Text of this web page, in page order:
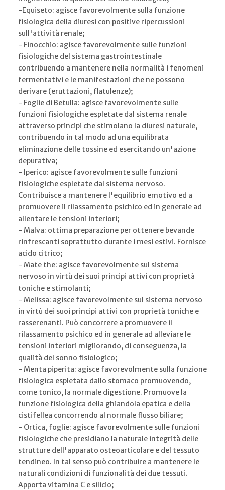
-Equiseto: agisce favorevolmente sulla funzione
fisiologica della diuresi con positive ripercussioni
sull'attività renale;
- Finocchio: agisce favorevolmente sulle funzioni
fisiologiche del sistema gastrointestinale
contribuendo a mantenere nella normalità i fenomeni
fermentativi e le manifestazioni che ne possono
derivare (eruttazioni, flatulenze);
- Foglie di Betulla: agisce favorevolmente sulle
funzioni fisiologiche espletate dal sistema renale
attraverso principi che stimolano la diuresi naturale,
contribuendo in tal modo ad una equilibrata
eliminazione delle tossine ed esercitando un'azione
depurativa;
- Iperico: agisce favorevolmente sulle funzioni
fisiologiche espletate dal sistema nervoso.
Contribuisce a mantenere l'equilibrio emotivo ed a
promuovere il rilassamento psichico ed in generale ad
allentare le tensioni interiori;
- Malva: ottima preparazione per ottenere bevande
rinfrescanti soprattutto durante i mesi estivi. Fornisce
acido citrico;
- Mate the: agisce favorevolmente sul sistema
nervoso in virtù dei suoi principi attivi con proprietà
toniche e stimolanti;
- Melissa: agisce favorevolmente sul sistema nervoso
in virtù dei suoi principi attivi con proprietà toniche e
rasserenanti. Può concorrere a promuovere il
rilassamento psichico ed in generale ad alleviare le
tensioni interiori migliorando, di conseguenza, la
qualità del sonno fisiologico;
- Menta piperita: agisce favorevolmente sulla funzione
fisiologica espletata dallo stomaco promuovendo,
come tonico, la normale digestione. Promuove la
funzione fisiologica della ghiandola epatica e della
cistifellea concorrendo al normale flusso biliare;
- Ortica, foglie: agisce favorevolmente sulle funzioni
fisiologiche che presidiano la naturale integrità delle
strutture dell'apparato osteoarticolare e del tessuto
tendineo. In tal senso può contribuire a mantenere le
naturali condizioni di funzionalità dei due tessuti.
Apporta vitamina C e silicio;